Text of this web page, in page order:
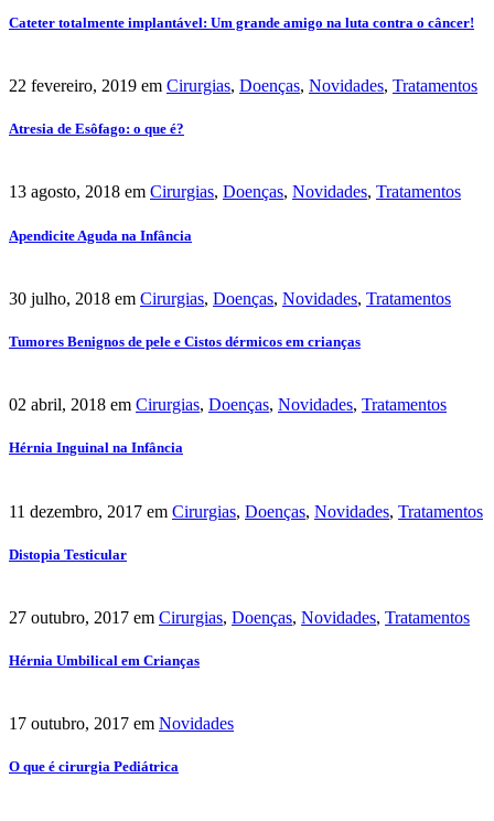
Cateter totalmente implantável: Um grande amigo na luta contra o câncer!
22 fevereiro, 2019 em Cirurgias, Doenças, Novidades, Tratamentos
Atresia de Esôfago: o que é?
13 agosto, 2018 em Cirurgias, Doenças, Novidades, Tratamentos
Apendicite Aguda na Infância
30 julho, 2018 em Cirurgias, Doenças, Novidades, Tratamentos
Tumores Benignos de pele e Cistos dérmicos em crianças
02 abril, 2018 em Cirurgias, Doenças, Novidades, Tratamentos
Hérnia Inguinal na Infância
11 dezembro, 2017 em Cirurgias, Doenças, Novidades, Tratamentos
Distopia Testicular
27 outubro, 2017 em Cirurgias, Doenças, Novidades, Tratamentos
Hérnia Umbilical em Crianças
17 outubro, 2017 em Novidades
O que é cirurgia Pediátrica